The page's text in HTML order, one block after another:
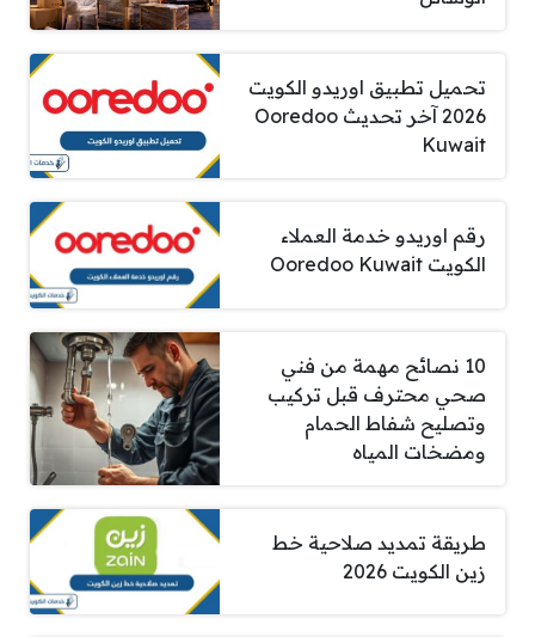
تحميل تطبيق اوريدو الكويت
2026 آخر تحديث Ooredoo
Kuwait
رقم اوريدو خدمة العملاء
الكويت Ooredoo Kuwait
10 نصائح مهمة من فني
صحي محترف قبل تركيب
وتصليح شفاط الحمام
ومضخات المياه
طريقة تمديد صلاحية خط
زين الكويت 2026